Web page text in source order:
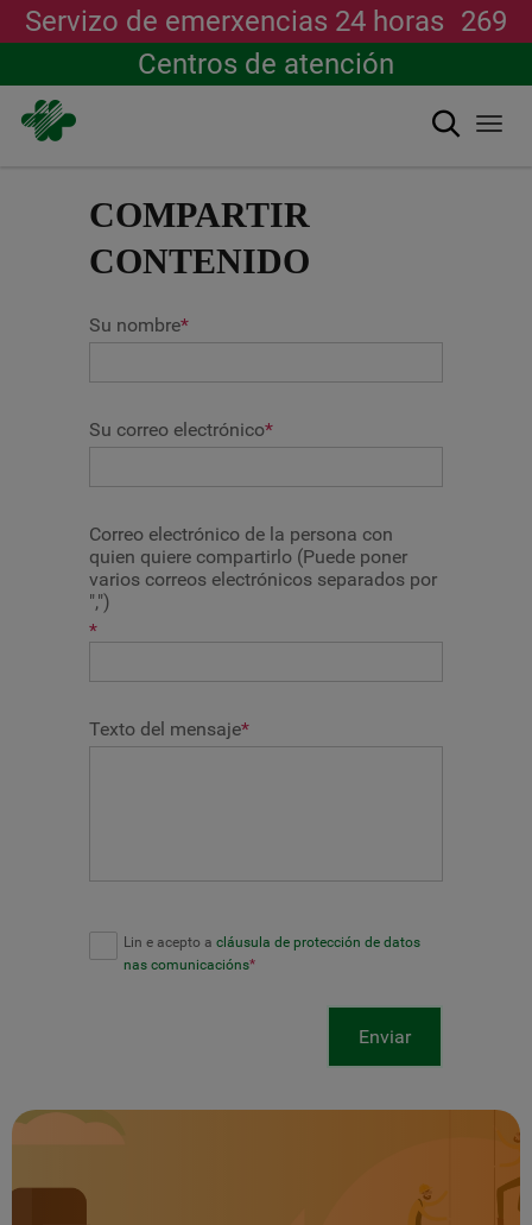
Servizo de emerxencias 24 horas 269
Centros de atención
Buscar
COMPARTIR
CONTENIDO
Su nombre*
Su correo electrónico*
Correo electrónico de la persona con
quien quiere compartirlo (Puede poner
varios correos electrónicos separados por
",")
*
Texto del mensaje*
Lin e acepto a cláusula de protección de datos
nas comunicacións*
Enviar